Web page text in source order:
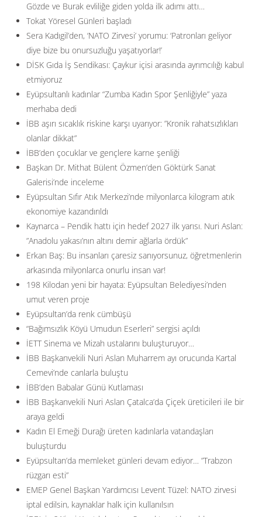
Gözde ve Burak evliliğe giden yolda ilk adımı attı…
Tokat Yöresel Günleri başladı
Sera Kadıgil’den, ‘NATO Zirvesi’ yorumu: ‘Patronları geliyor
diye bize bu onursuzluğu yaşatıyorlar!’
DİSK Gıda İş Sendikası: Çaykur içisi arasında ayrımcılığı kabul
etmiyoruz
Eyüpsultanlı kadınlar “Zumba Kadın Spor Şenliğiyle” yaza
merhaba dedi
İBB aşırı sıcaklık riskine karşı uyarıyor: ”Kronik rahatsızlıkları
olanlar dikkat”
İBB’den çocuklar ve gençlere karne şenliği
Başkan Dr. Mithat Bülent Özmen’den Göktürk Sanat
Galerisi’nde inceleme
Eyüpsultan Sıfır Atık Merkezi’nde milyonlarca kilogram atık
ekonomiye kazandırıldı
Kaynarca – Pendik hattı için hedef 2027 ilk yarısı. Nuri Aslan:
”Anadolu yakası’nın altını demir ağlarla ördük”
Erkan Baş: Bu insanları çaresiz sanıyorsunuz, öğretmenlerin
arkasında milyonlarca onurlu insan var!
198 Kilodan yeni bir hayata: Eyüpsultan Belediyesi’nden
umut veren proje
Eyüpsultan’da renk cümbüşü
“Bağımsızlık Köyü Umudun Eserleri” sergisi açıldı
İETT Sinema ve Mizah ustalarını buluşturuyor…
İBB Başkanvekili Nuri Aslan Muharrem ayı orucunda Kartal
Cemevi’nde canlarla buluştu
İBB’den Babalar Günü Kutlaması
İBB Başkanvekili Nuri Aslan Çatalca’da Çiçek üreticileri ile bir
araya geldi
Kadın El Emeği Durağı üreten kadınlarla vatandaşları
buluşturdu
Eyüpsultan’da memleket günleri devam ediyor… ”Trabzon
rüzgarı esti”
EMEP Genel Başkan Yardımcısı Levent Tüzel: NATO zirvesi
iptal edilsin, kaynaklar halk için kullanılsın